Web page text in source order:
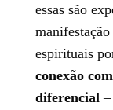
essas são
espirituais
conexão
diferencial –